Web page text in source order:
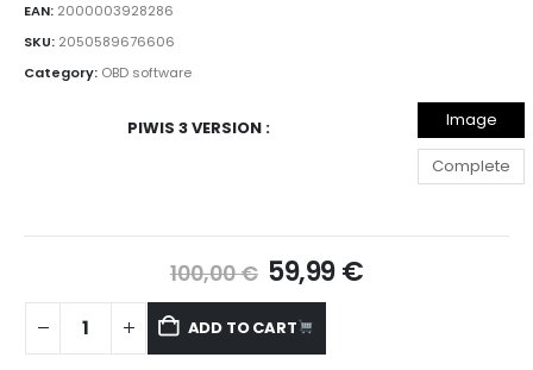
EAN: 2000003928286
SKU: 2050589676606
Category: OBD software
PIWIS 3 VERSION
Image
acronis
PIWIS III
Complete
+
100,00€ 59,99€
ADD TO CART